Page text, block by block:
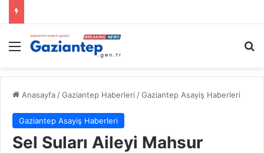
Menü
Anasayfa /Gaziantep Haberleri /Gaziantep Asayiş Haberleri
Gaziantep Asayiş Haberleri
Sel Suları Aileyi Mahsur